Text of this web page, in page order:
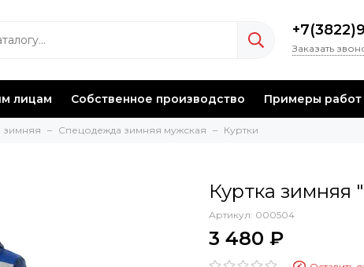
Заказать
лицам Собственное производство Примеры работ
зимняя Спецодежда зимняя мужская Куртки
Куртка зимняя
Артикул: 000504
3 480 ₽